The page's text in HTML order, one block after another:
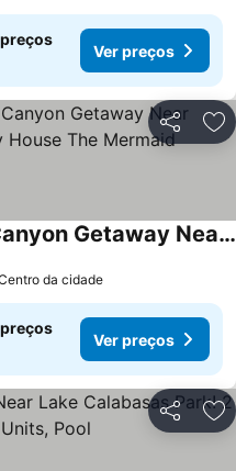
Ver preços
Partilhar
Large Comfy Topanga Canyon Getaway Near Theatricum, Community House The Mermaid
da cidade
Ver preços
Partilhar